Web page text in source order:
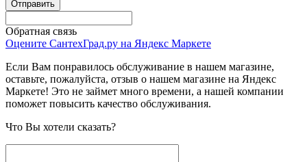
Обратная связь
Оцените СантехГрад.ру на Яндекс Маркете
Если Вам понравилось обслуживание в нашем магазине,
оставьте, пожалуйста, отзыв о нашем магазине на Яндекс
Маркете! Это не займет много времени, а нашей компании
поможет повысить качество обслуживания.
Что Вы хотели сказать?